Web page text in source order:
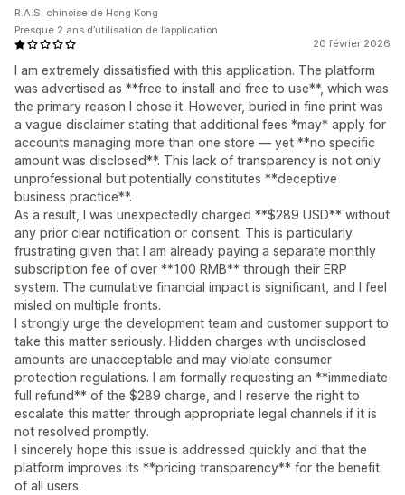
20 février 2026
I am extremely dissatisfied with this application. The platform
was advertised as **free to install and free to use**, which was
the primary reason I chose it. However, buried in fine print was
a vague disclaimer stating that additional fees *may* apply for
accounts managing more than one store — yet **no specific
amount was disclosed**. This lack of transparency is not only
unprofessional but potentially constitutes **deceptive
business practice**.
As a result, I was unexpectedly charged **$289 USD** without
any prior clear notification or consent. This is particularly
frustrating given that I am already paying a separate monthly
subscription fee of over **100 RMB** through their ERP
system. The cumulative financial impact is significant, and I feel
misled on multiple fronts.
I strongly urge the development team and customer support to
take this matter seriously. Hidden charges with undisclosed
amounts are unacceptable and may violate consumer
protection regulations. I am formally requesting an **immediate
full refund** of the $289 charge, and I reserve the right to
escalate this matter through appropriate legal channels if it is
not resolved promptly.
I sincerely hope this issue is addressed quickly and that the
platform improves its **pricing transparency** for the benefit
of all users.
R.A.S. chinoise de Hong Kong
Presque 2 ans d’utilisation de l’application